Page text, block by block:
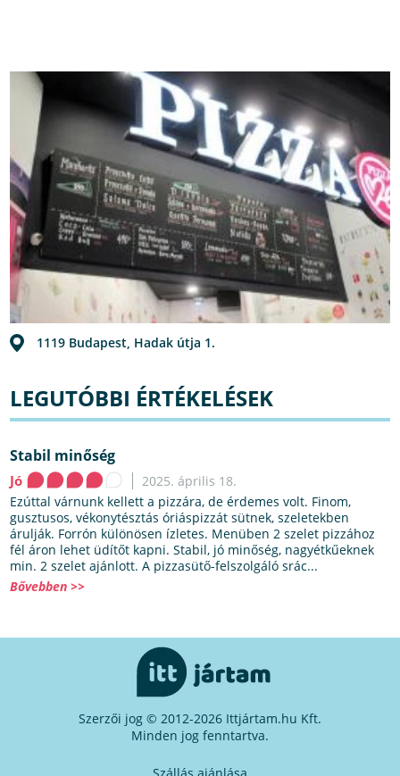
1119 Budapest, Hadak útja 1.
LEGUTÓBBI ÉRTÉKELÉSEK
Stabil minőség
Jó
2025. április 18.
Ezúttal várnunk kellett a pizzára, de érdemes volt. Finom,
gusztusos, vékonytésztás óriáspizzát sütnek, szeletekben
árulják. Forrón különösen ízletes. Menüben 2 szelet pizzához
fél áron lehet üdítőt kapni. Stabil, jó minőség, nagyétkűeknek
min. 2 szelet ajánlott. A pizzasütő-felszolgáló srác...
Bővebben >>
Szerzői jog © 2012-2026 Ittjártam.hu Kft.
Minden jog fenntartva.
Szállás ajánlása